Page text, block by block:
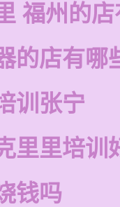
福州的
的店有哪
训张宁
里里培训
钱吗